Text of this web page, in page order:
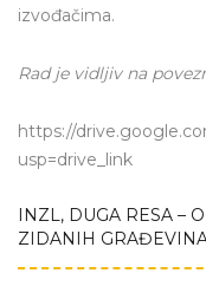
izvođačima.
Rad je vidljiv na
https://
usp=drive_link
INZL, DUGA RESA –
ZIDANIH